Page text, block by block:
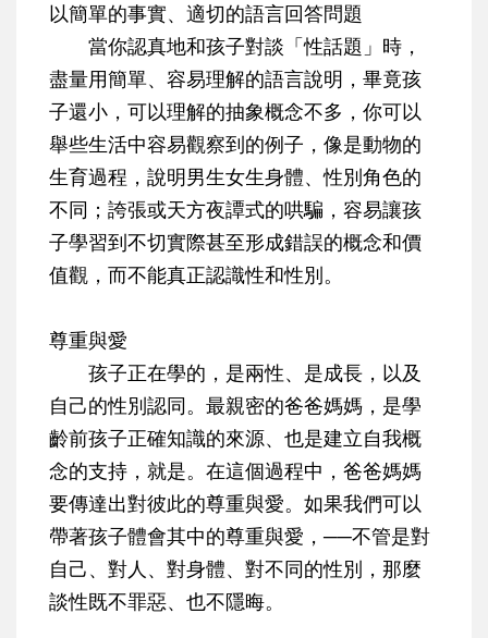
以簡單的事實、適切的語言回答問題
當你認真地和孩子對談「性話題」時，
盡量用簡單、容易理解的語言說明，畢竟孩
子還小，可以理解的抽象概念不多，你可以
舉些生活中容易觀察到的例子，像是動物的
生育過程，說明男生女生身體、性別角色的
不同；誇張或天方夜譚式的哄騙，容易讓孩
子學習到不切實際甚至形成錯誤的概念和價
值觀，而不能真正認識性和性別。
尊重與愛
孩子正在學的，是兩性、是成長，以及
自己的性別認同。最親密的爸爸媽媽，是學
齡前孩子正確知識的來源、也是建立自我概
念的支持，就是。在這個過程中，爸爸媽媽
要傳達出對彼此的尊重與愛。如果我們可以
帶著孩子體會其中的尊重與愛，──不管是對
自己、對人、對身體、對不同的性別，那麼
談性既不罪惡、也不隱晦。